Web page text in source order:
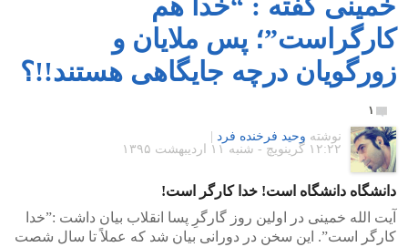
کارگراست”؛ پس ملایان و
زورگویان درچه جایگاهی هستند!!؟
۱
نوشته وحید فرخنده فرد
۱۲:۲۲ گرينويچ - شنبه ۱۱ اردیبهشت ۱۳۹۵
دانشگاه دانشگاه است! خدا کارگر است!
آیت الله خمینی در اولین روز گارگرِ پسا انقلاب بیان داشت :”خدا
کارگر است”. این سخن در دورانی بیان شد که عملاً تا سال شصت